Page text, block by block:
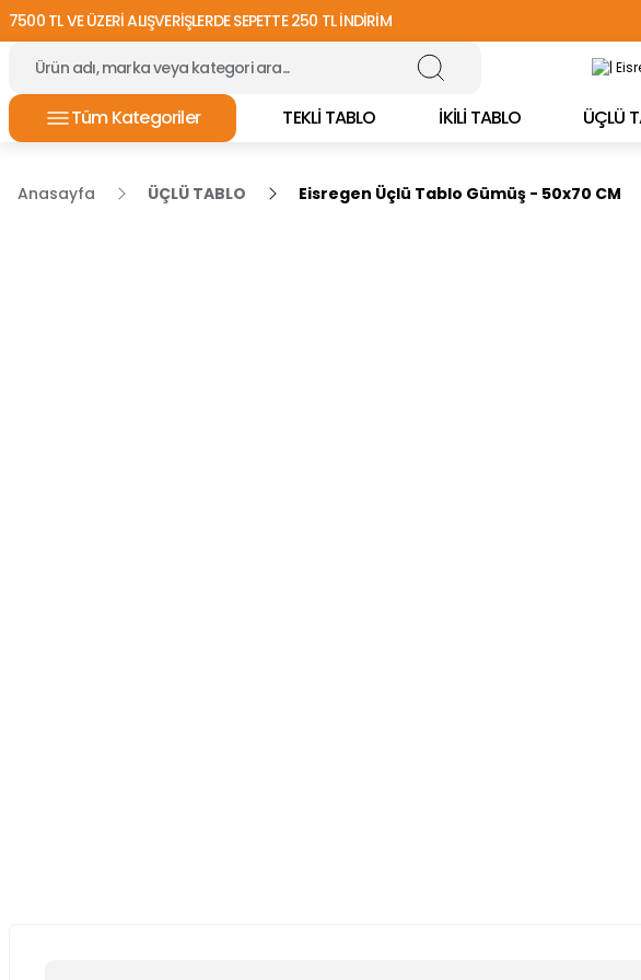
7500 TL VE ÜZERİ ALIŞVERİŞLERDE SEPETTE 250 TL İNDİRİM
Tüm Kategoriler TEKLİ TABLO İKİLİ TABLO ÜÇLÜ
Anasayfa ÜÇLÜ TABLO Eisregen Üçlü Tablo Gümüş - 50x70 CM